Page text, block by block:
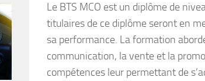
Le BTS MCO est un diplôme de
titulaires de ce diplôme seront en
sa performance. La formation
communication, la vente et la
compétences leur permettant de